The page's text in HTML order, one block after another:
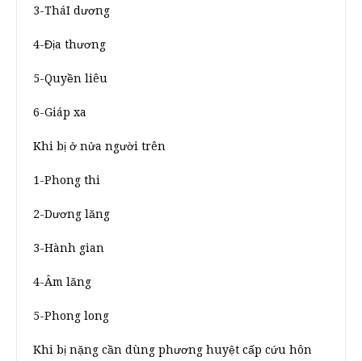
3-TháI dương
4-Địa thương
5-Quyền liêu
6-Giáp xa
Khi bị ở nửa người trên
1-Phong thi
2-Dương lăng
3-Hành gian
4-Âm lăng
5-Phong long
Khi bị nặng cần dùng phương huyệt cấp cứu hôn